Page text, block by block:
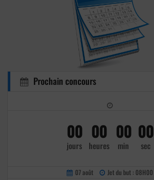
Prochain concours
00
jours
00
heures
00
min
00
sec
07 août Jet du but : 08H00